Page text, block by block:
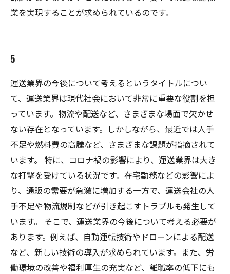
業を実現することが求められているのです。
5
運送業界の今後について考えるというタイトルについ
て、運送業界は現代社会において非常に重要な役割を担
っています。物流や配送など、さまざまな場面で欠かせ
ない存在となっています。しかしながら、最近では人手
不足や燃料費の高騰など、さまざまな課題が指摘されて
います。 特に、コロナ禍の影響により、運送業界は大き
な打撃を受けている状況です。在宅勤務などの影響によ
り、通販の需要が急激に増加する一方で、運送会社の人
手不足や物流規制などが引き起こすトラブルも発生して
います。 そこで、運送業界の今後について考える必要が
あります。例えば、自動運転技術やドローンによる配送
など、新しい技術の導入が求められています。また、労
働環境の改善や福利厚生の充実など、離職率の低下にも